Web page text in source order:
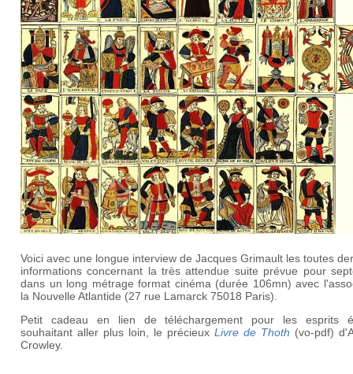
Voici avec une longue interview de Jacques Grimault les toutes
informations concernant la très attendue suite prévue pour
dans un long métrage format cinéma (durée 106mn) avec
la Nouvelle Atlantide (27 rue Lamarck 75018 Paris).
Petit cadeau en lien de téléchargement pour les esprits
souhaitant aller plus loin, le précieux Livre de Thoth (vo-pdf)
Crowley.